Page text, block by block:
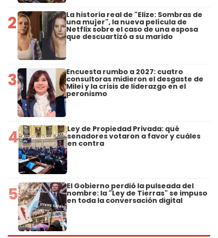
2 La historia real de "Elize: Sombras de
una mujer", la nueva película de
Netflix sobre el caso de una esposa
que descuartizó a su marido
3 Encuesta rumbo a 2027: cuatro
consultoras midieron el desgaste de
Milei y la crisis de liderazgo en el
peronismo
4 Ley de Propiedad Privada: qué
senadores votaron a favor y cuáles
en contra
5 El Gobierno perdió la pulseada del
nombre: la "Ley de Tierras" se impuso
en toda la conversación digital